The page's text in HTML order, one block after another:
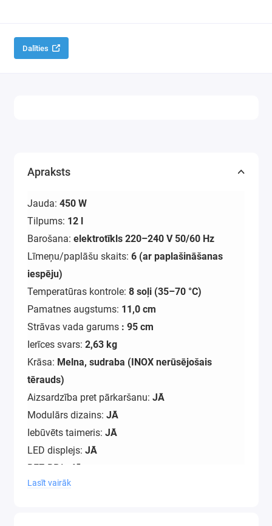
Fritieru cepeškrāsnis
Dalīties
Apraksts
Jauda: 450 W
Tilpums: 12 l
Barošana: elektrotīkls 220–240 V 50/60 Hz
Līmeņu/paplāšu skaits: 6 (ar paplašināšanas
iespēju)
Temperatūras kontrole: 8 soļi (35–70 °C)
Pamatnes augstums: 11,0 cm
Strāvas vada garums : 95 cm
Ierīces svars: 2,63 kg
Krāsa: Melna, sudraba (INOX nerūsējošais
tērauds)
Aizsardzība pret pārkaršanu: JĀ
Modulārs dizains: JĀ
Iebūvēts taimeris: JĀ
LED displejs: JĀ
BEZ BPA:
JĀ
Lasīt vairāk